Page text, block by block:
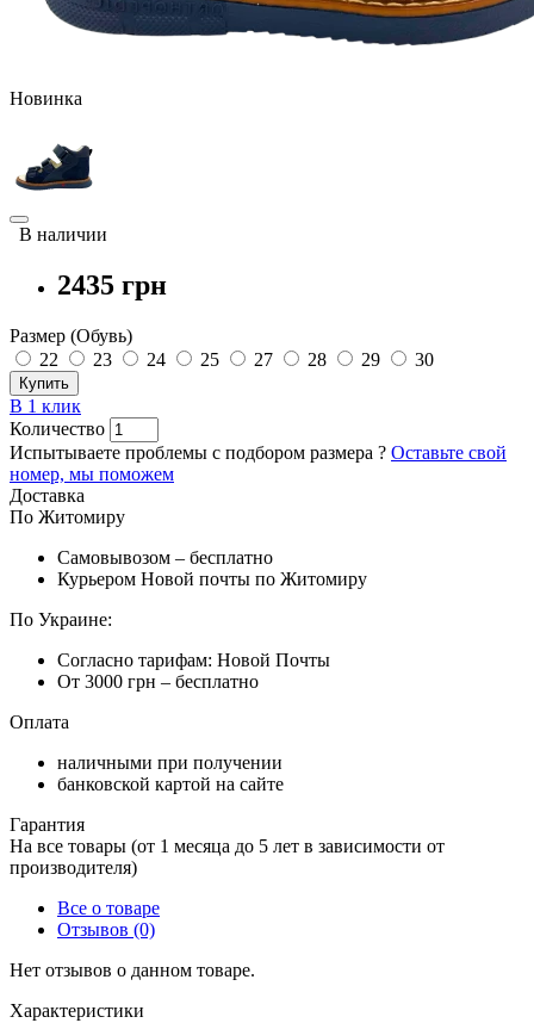
Новинка
В наличии
2435 грн
Размер (Обувь)
22
23 24 25 27 28 29 30
Купить
В 1 клик
Количество
Испытываете проблемы с подбором размера ? Оставьте свой
номер, мы поможем
Доставка
По Житомиру
Самовывозом – бесплатно
Курьером Новой почты по Житомиру
По Украине:
Согласно тарифам: Новой Почты
От 3000 грн – бесплатно
Оплата
наличными при получении
банковской картой на сайте
Гарантия
На все товары (от 1 месяца до 5 лет в зависимости от
производителя)
Все о товаре
Отзывов (0)
Нет отзывов о данном товаре.
Характеристики